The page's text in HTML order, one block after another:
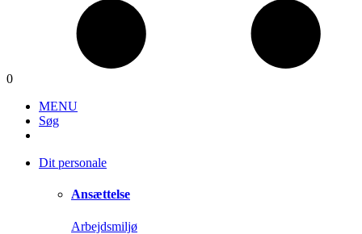
0
MENU
Søg
Dit personale
Ansættelse
Arbejdsmiljø